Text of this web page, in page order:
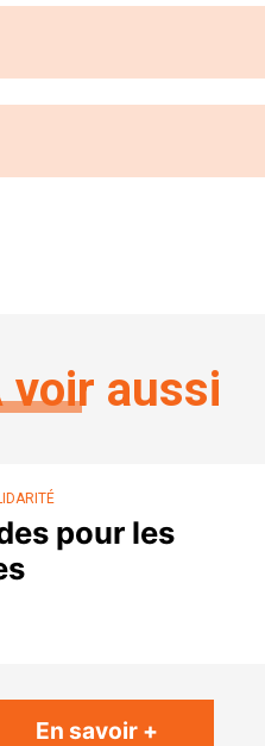
voir aussi
pour les
En savoir +